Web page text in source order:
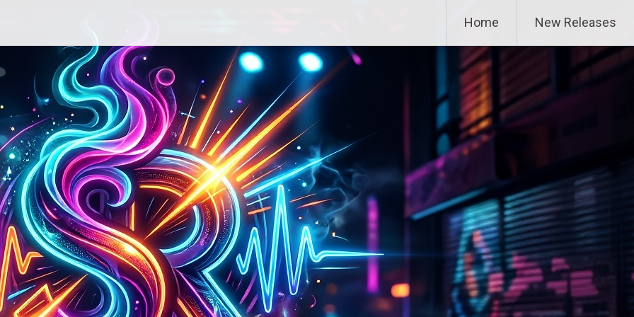
Home New Releases